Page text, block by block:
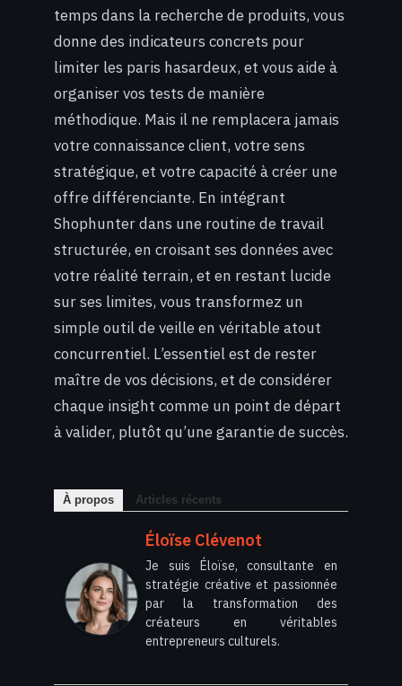
temps dans la recherche de produits, vous
donne des indicateurs concrets pour
limiter les paris hasardeux, et vous aide à
organiser vos tests de manière
méthodique. Mais il ne remplacera jamais
votre connaissance client, votre sens
stratégique, et votre capacité à créer une
offre différenciante. En intégrant
Shophunter dans une routine de travail
structurée, en croisant ses données avec
votre réalité terrain, et en restant lucide
sur ses limites, vous transformez un
simple outil de veille en véritable atout
concurrentiel. L’essentiel est de rester
maître de vos décisions, et de considérer
chaque insight comme un point de départ
à valider, plutôt qu’une garantie de succès.
À propos Articles récents
Éloïse Clévenot
Je suis Éloïse, consultante en
stratégie créative et passionnée
par la transformation des
créateurs en véritables
entrepreneurs culturels.